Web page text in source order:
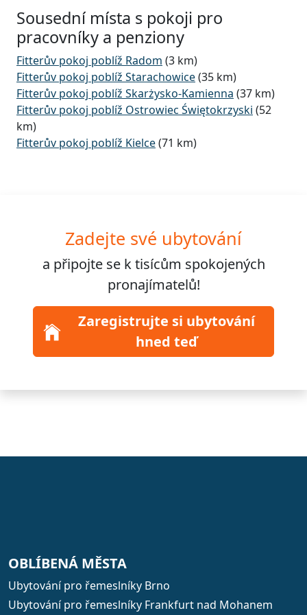
Sousední místa s pokoji pro
pracovníky a penziony
Fitterův pokoj poblíž Radom (3 km)
Fitterův pokoj poblíž Starachowice(35 km)
Fitterův pokoj poblíž Skarżysko-Kamienna (37 km)
Fitterův pokoj poblíž Ostrowiec Świętokrzyski (52
km)
Fitterův pokoj poblíž Kielce(71 km)
Zadejte své ubytování
a připojte se ktisícům spokojených
pronajímatelů!
Zaregistrujte si ubytování
hned teď
OBLÍBENÁ MĚSTA
Ubytování pro řemeslníky Brno
Ubytování pro řemeslníky Frankfurt nad Mohanem